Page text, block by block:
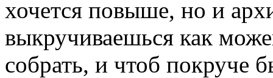
хочется повыше, но и
выкручиваешься как
собрать, и чтоб покруче